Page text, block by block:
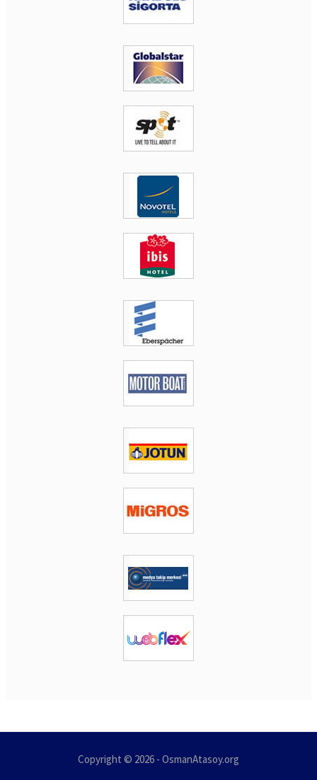
Copyright © 2026 - OsmanAtasoy.org